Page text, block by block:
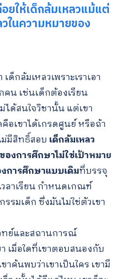
ยให้เด็กล้มเหลวแม้แต่
ในความหมายของ
กล้มเหลวเพราะเราเอา
น เช่นเด็กต้องเรียน
ได้สนใจวิชานั้น แต่เขา
อเขาได้เกรดศูนย์ หรือถ้า
ม่มีสิทธิ์สอบ เด็กล้มเหลว
องการศึกษาไม่ใช่เป้าหมาย
การศึกษาแบบเดิมที่บรรจุ
ลาเรียน กำหนดเกณฑ์
รมเด็ก ซึ่งมันไม่ใช่ตัวเขา
ทย์และสถานการณ์
เมื่อใดที่เขาตอบสนองกับ
ค้นพบว่าเขาเป็นใคร เขามี